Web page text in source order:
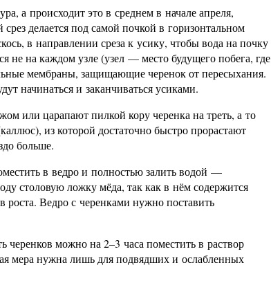
а происходит это в среднем в начале апреля,
делается под самой почкой в горизонтальном
в направлении среза к усику, чтобы вода на почку
не на каждом узле (узел — место будущего побега, где
мембраны, защищающие черенок от пересыхания.
начинаться и заканчиваться усиками.
или царапают пилкой кору черенка на треть, а то
из которой достаточно быстро прорастают
больше.
в ведро и полностью залить водой —
столовую ложку мёда, так как в нём содержится
роста. Ведро с черенками нужно поставить
черенков можно на 2–3 часа поместить в раствор
мера нужна лишь для подвядших и ослабленных